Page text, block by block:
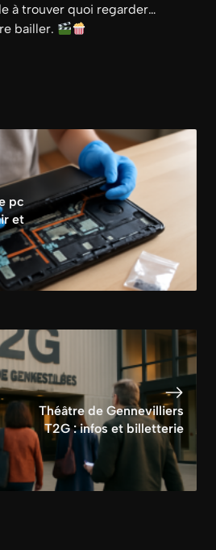
à trouver quoi regarder…
bailler.
pc
et
Théâtre de Gennevilliers
T2G : infos et billetterie